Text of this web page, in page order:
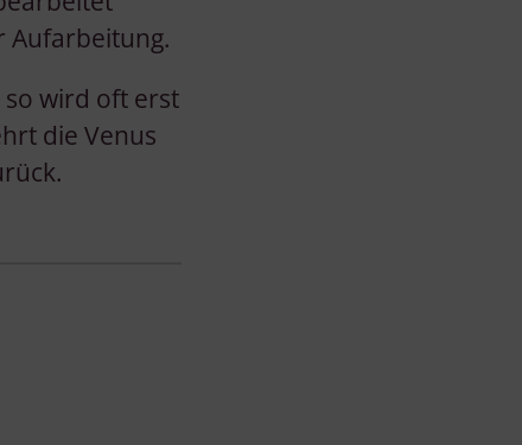
Aufarbeitung.
so wird oft erst
die Venus